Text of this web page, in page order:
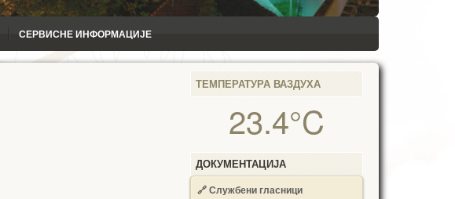
СЕРВИСНЕ ИНФОРМАЦИЈЕ
ТЕМПЕРАТУРА ВАЗДУХА
23.4°C
ДОКУМЕНТАЦИЈА
🔗Службени гласници